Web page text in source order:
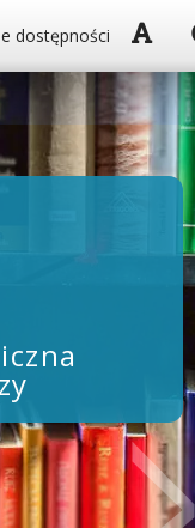
dostępności